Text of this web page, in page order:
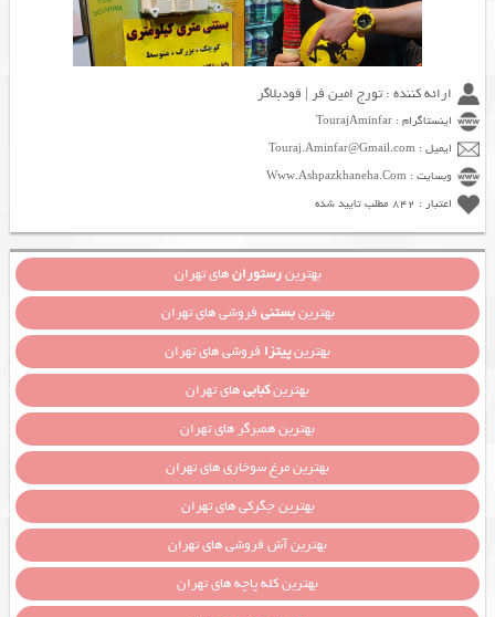
ارائه کننده : تورج امین فر | فودبلاگر
اینستاگرام : TourajAminfar
ایمیل : Touraj.Aminfar@Gmail.com
وبسایت : Www.Ashpazkhaneha.Com
اعتبار : 842 مطلب تایید شده
بهترینرستورانهای تهران
بهترینبستنی فروشی های تهران
بهترینپیتزا فروشی های تهران
بهترینکبابیهای تهران
بهترین همبرگر های تهران
بهترین مرغ سوخاری های تهران
بهترین جگرکی های تهران
بهترین آش فروشی های تهران
بهترین کله پاچه های تهران